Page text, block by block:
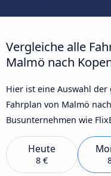
Vergleiche alle
Malmö nach
Hier ist eine Auswahl
Fahrplan von Malmö
Busunternehmen wie
Heute
8 €